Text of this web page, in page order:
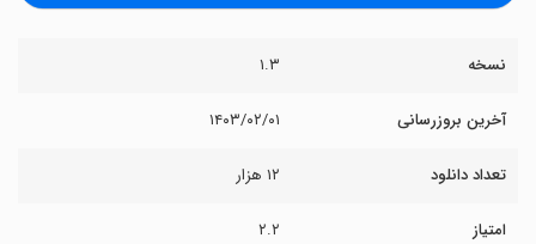
نسخه ۱.۳
آخرین بروزرسانی ۱۴۰۳/۰۲/۰۱
تعداد دانلود ۱۲ هزار
امتیاز ۲.۲